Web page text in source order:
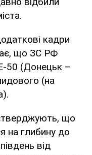
кадри
що ЗС РФ
50 (Донецьк –
(на
що
на глибину до
від